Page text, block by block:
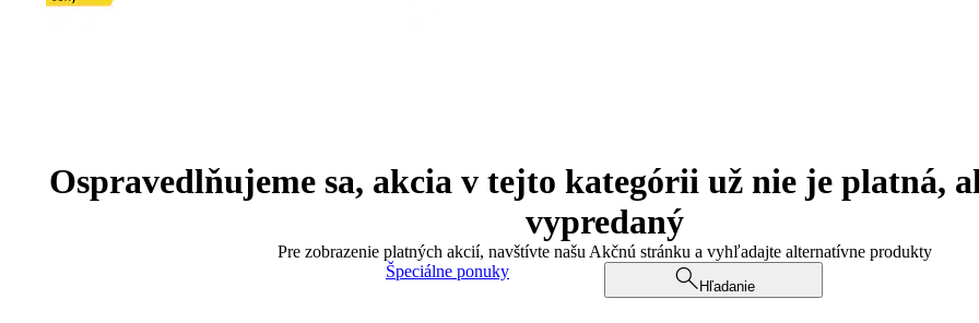
Ospravedlňujeme sa, akcia v tejto kategórii už nie je platná,
vypredaný
Pre zobrazenie platných akcií, navštívte našu Akčnú stránku a vyhľadajte alternatívne produkty
Špeciálne ponuky
Hľadanie